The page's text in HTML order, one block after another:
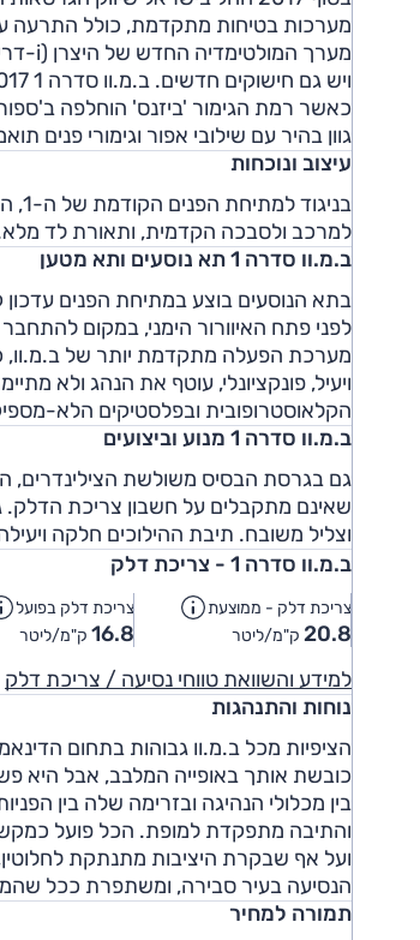
מערכות בטיחות מתקדמת, כולל התרעה
כאשר רמת הגימור 'ביזנס' הוחלפה
גוון בהיר עם שילובי אפור וגימורי פנים תואמים. מחירי 118 ו-
עיצוב ונוכחות
למרכב ולסבכה הקדמית, ותאורת לד מלא.
ב.מ.וו סדרה 1 תא נוסעים ותא מטען
בתא הנוסעים בוצע במתיחת הפנים
לפני פתח האיוורור הימני, במקום
מערכת הפעלה מתקדמת יותר של ב.מ.וו,
ויעיל, פונקציונלי, עוטף את הנהג ולא
הקלאוסטרופובית ובפלסטיקים הלא-
ב.מ.וו סדרה 1 מנוע וביצועים
וצליל משובח. תיבת ההילוכים חלקה
ב.מ.וו סדרה 1 - צריכת דלק
צריכת דלק - ממוצעת
20.8 ק"מ/ליטר
צריכת דלק בפועל
16.8 ק"מ/ליטר
למידע והשוואת טווחי נסיעה / צריכת דלק
נוחות והתנהגות
כובשת אותך באופייה המלבב, אבל היא
בין מכלולי הנהיגה ובזרימה שלה בין
והתיבה מתפקדת למופת. הכל פועל
ועל אף שבקרת היציבות מתנתקת
הנסיעה בעיר סבירה, ומשתפרת ככל
תמורה למחיר